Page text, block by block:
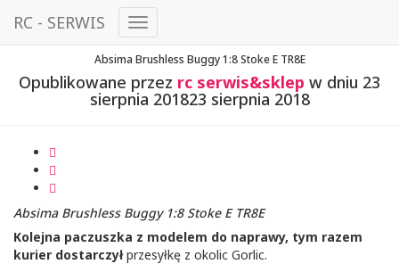
RC - SERWIS
Przełącz
Nawigację
Absima Brushless Buggy 1:8 Stoke E TR8E
Opublikowane przez rc serwis&sklep w dniu 23
sierpnia 201823 sierpnia 2018
Absima Brushless Buggy 1:8 Stoke E TR8E
Kolejna paczuszka z modelem do naprawy, tym razem
kurier dostarczyłprzesyłkę z okolic Gorlic.